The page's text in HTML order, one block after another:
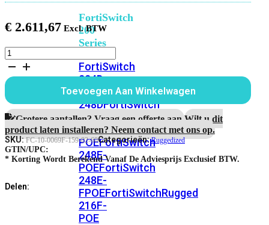
FortiSwitch
200
Series
FortiSwitch
224D-
FPOEFortiSwitch
248DFortiSwitch
224EFortiswitch
224E-
POEFortiSwitch
248E-
POEFortiSwitch
248E-
FPOEFortiSwitchRugged
216F-
POE
€ 2.611,67
FortiGateRugged-
60F
Jaar
FortiGuard
OT
Security
Service
aantal
Toevoegen Aan Winkelwagen
Grotere aantallen? Vraag een offerte aan.Wilt u dit
product laten installeren? Neem contact met ons op.
SKU:FC-10-0069F-159-02-60Categorieën:Ruggedized
GTIN/UPC:
* Korting Wordt Berekend Vanaf De Adviesprijs Exclusief BTW.
Delen: